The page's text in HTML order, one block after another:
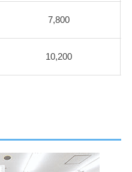
7,800
10,200